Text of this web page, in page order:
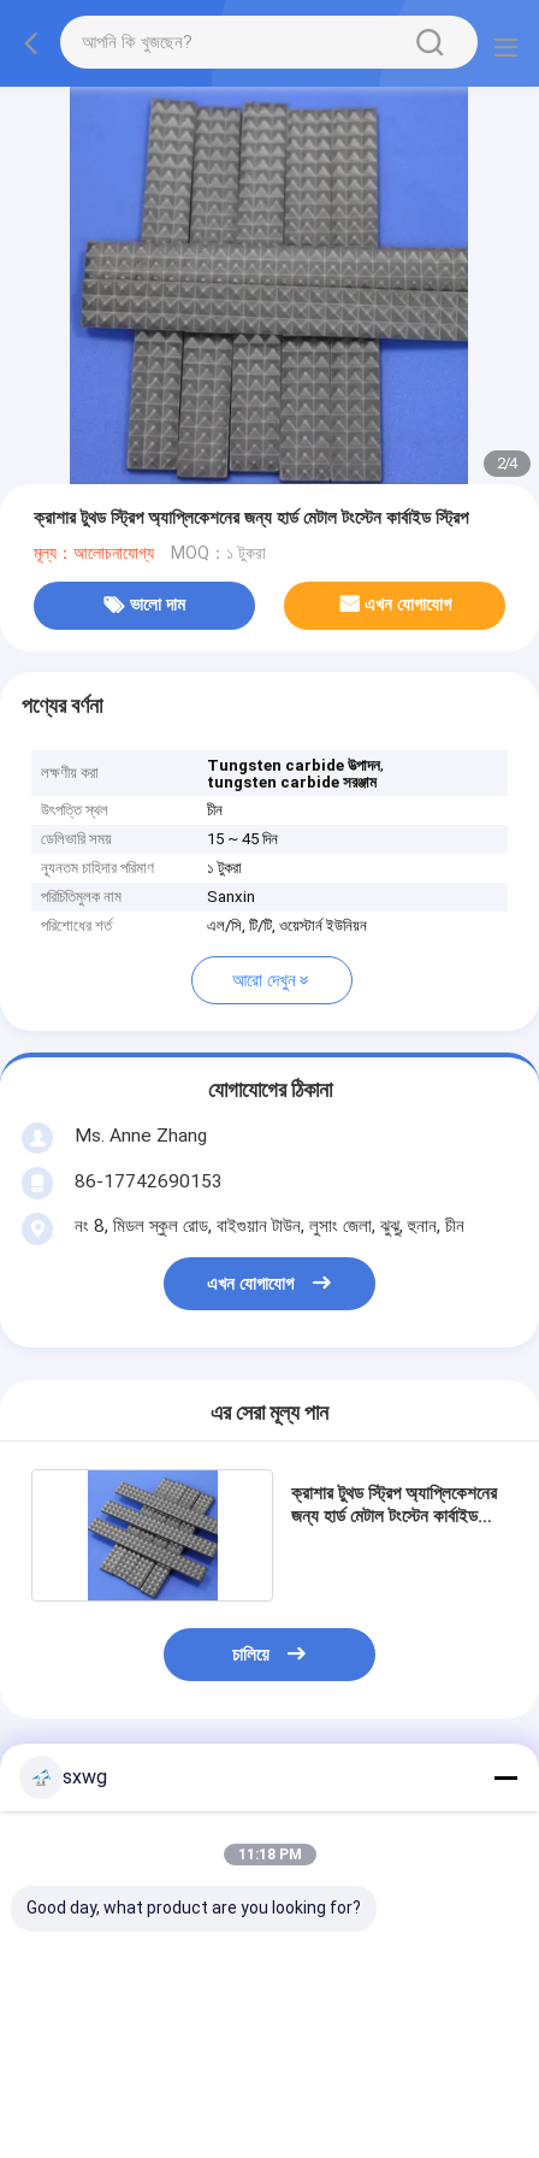
2/4
ক্রাশার টুথড স্ট্রিপ অ্যাপ্লিকেশনের জন্য হার্ড মেটাল টংস্টেন কার্বাইড স্ট্রিপ
মূল্য：আলোচনাযোগ্য MOQ：১ টুকরা
ভালো দাম এখন যোগাযোগ
পণ্যের বর্ণনা
লক্ষণীয় করা Tungsten carbide উত্পাদন,
tungsten carbide সরঞ্জাম
উৎপত্তি স্থল
চীন
ডেলিভারি সময়
15 ~ 45 দিন
ন্যূনতম চাহিদার পরিমাণ
১ টুকরা
পরিচিতিমুলক নাম
Sanxin
পরিশোধের শর্ত
এল/সি, টি/টি, ওয়েস্টার্ন ইউনিয়ন
আরো দেখুন
যোগাযোগের ঠিকানা
Ms. Anne Zhang
86-17742690153
নং 8, মিডল স্কুল রোড, বাইগুয়ান টাউন, লুসাং জেলা, ঝুঝু, হুনান, চীন
এখন যোগাযোগ
এর সেরা মূল্য পান
ক্রাশার টুথড স্ট্রিপ অ্যাপ্লিকেশনের
জন্য হার্ড মেটাল টংস্টেন কার্বাইড
চালিয়ে
sxwg
11:18 PM
Good day, what product are you looking for?